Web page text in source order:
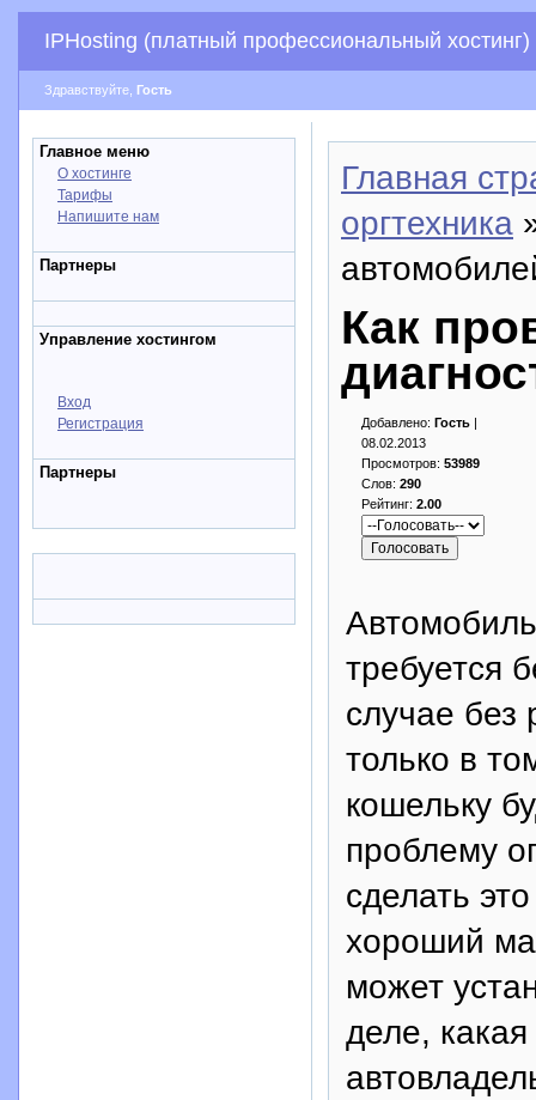
IPHosting (платный профессиональный хостинг)
Здравствуйте, Гость
Главное меню
О хостинге
Тарифы
Напишите нам
Партнеры
Управление хостингом
Вход
Регистрация
Партнеры
Главная
оргтехника
Как
Добавлено: Гость |
08.02.2013
Просмотров: 53989
Слов: 290
Рейтинг: 2.00
требуется
случае без
только в
кошельку
проблему
сделать
хороший
может
деле,